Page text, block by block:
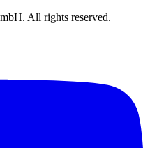
All rights reserved.